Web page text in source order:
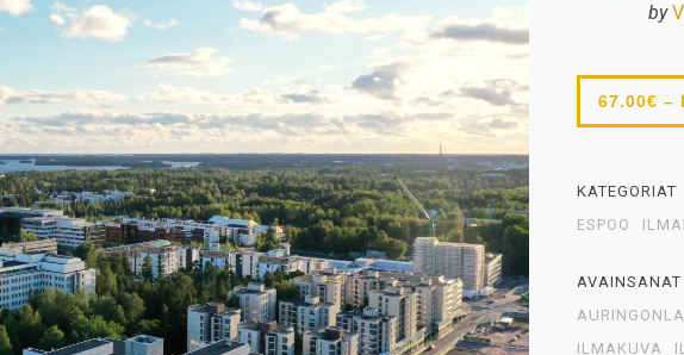
by
67.00€ –
KATEGORIAT
ESPOO
AVAINSANAT
ILMAKUVA